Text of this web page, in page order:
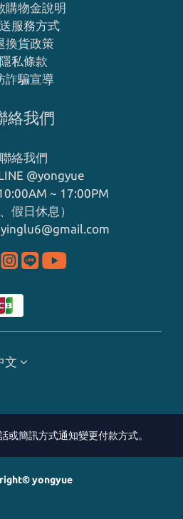
購物金說明
服務方式
換貨政策
隱私條款
詐騙宣導
絡我們
聯絡我們
@yongyue
~ 17:00PM
、假日休息）
文
或簡訊方式通知變更付款方式。
yongyue